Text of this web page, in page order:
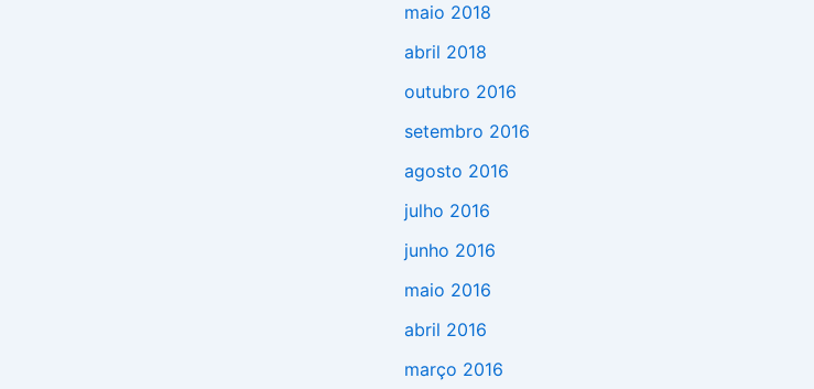
maio 2018
abril 2018
outubro 2016
setembro 2016
agosto 2016
julho 2016
junho 2016
maio 2016
abril 2016
março 2016